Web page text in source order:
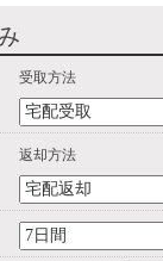
受取方法
返却方法